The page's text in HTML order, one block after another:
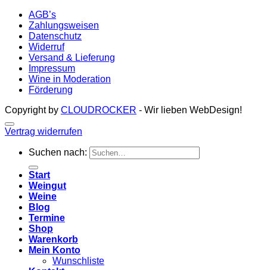
AGB’s
Zahlungsweisen
Datenschutz
Widerruf
Versand & Lieferung
Impressum
Wine in Moderation
Förderung
Copyright by CLOUDROCKER - Wir lieben WebDesign!
Vertrag widerrufen
Suchen nach:
Start
Weingut
Weine
Blog
Termine
Shop
Warenkorb
Mein Konto
Wunschliste